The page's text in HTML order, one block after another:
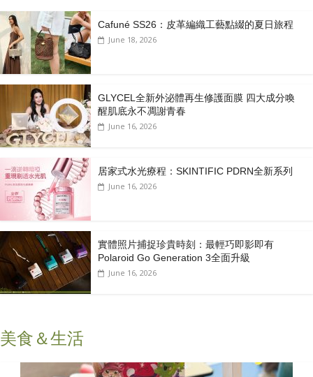
Cafuné SS26：皮革編織工藝點綴的夏日旅程
June 18, 2026
GLYCEL全新外泌體再生修護面膜 四大成分喚
醒肌底永不凋謝青春
June 16, 2026
居家式水光療程：SKINTIFIC PDRN全新系列
June 16, 2026
實體照片捕捉珍貴時刻：最輕巧即影即有
Polaroid Go Generation 3全面升級
June 16, 2026
美食＆生活